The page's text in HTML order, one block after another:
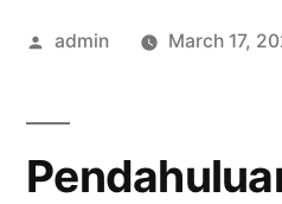
Posted
admin March 17,